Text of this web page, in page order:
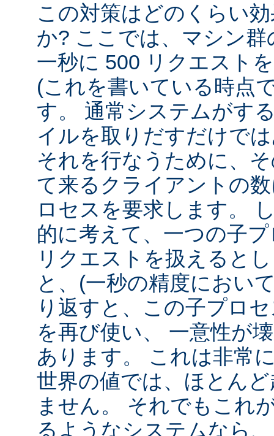
この対策はどのくらい
か? ここでは、マシン
一秒に 500 リクエスト
(これを書いている時点
す。 通常システムがす
イルを取りだすだけで
それを行なうために、
て来るクライアントの
ロセスを要求します。
的に考えて、一つの子
リクエストを扱えると
と、(一秒の精度におい
り返すと、この子プロ
を再び使い、 一意性が
あります。 これは非常
世界の値では、ほとん
ません。 それでもこれ
るようなシステムなら